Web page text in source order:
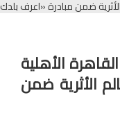
الأهلية
الأثرية ضمن